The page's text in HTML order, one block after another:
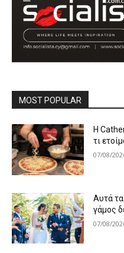
MOST POPULAR
Η
τι
07/08/
Αυτά
γάμος
07/08/